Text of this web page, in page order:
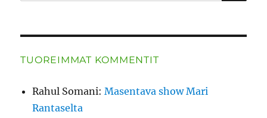
TUOREIMMAT KOMMENTIT
Rahul Somani:Masentava show Mari
Rantaselta